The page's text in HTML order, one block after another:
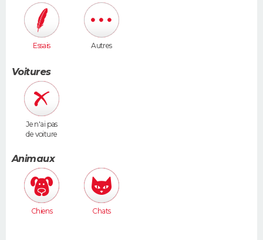
Essais Autres
Voitures
Je n'ai pas
de voiture
Animaux
Chiens Chats